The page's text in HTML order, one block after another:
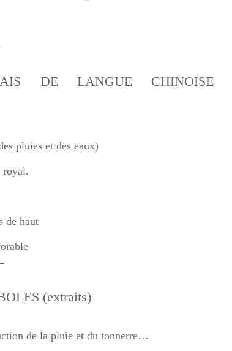
DE LANGUE CHINOISE
pluies et des eaux)
royal.
de haut
(extraits)
de la pluie et du tonnerre…